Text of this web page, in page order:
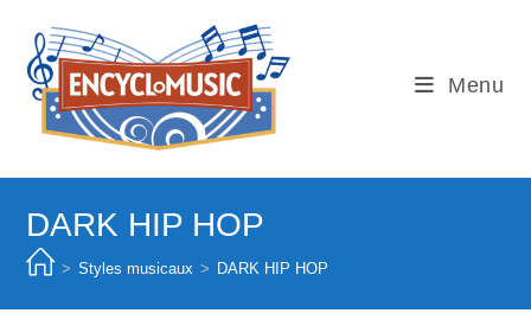
content
Menu
DARK HIP HOP
> Styles musicaux > DARK HIP HOP